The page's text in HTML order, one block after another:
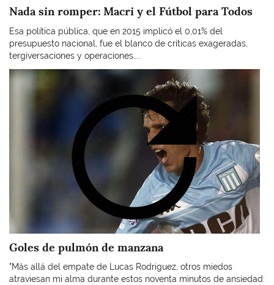
Nada sin romper: Macri y el Fútbol para Todos
Esa política pública, que en 2015 implicó el 0,01% del
presupuesto nacional, fue el blanco de críticas exageradas,
tergiversaciones y operaciones,...
Imagen
Goles de pulmón de manzana
"Más allá del empate de Lucas Rodriguez, otros miedos
atraviesan mi alma durante estos noventa minutos de ansiedad: